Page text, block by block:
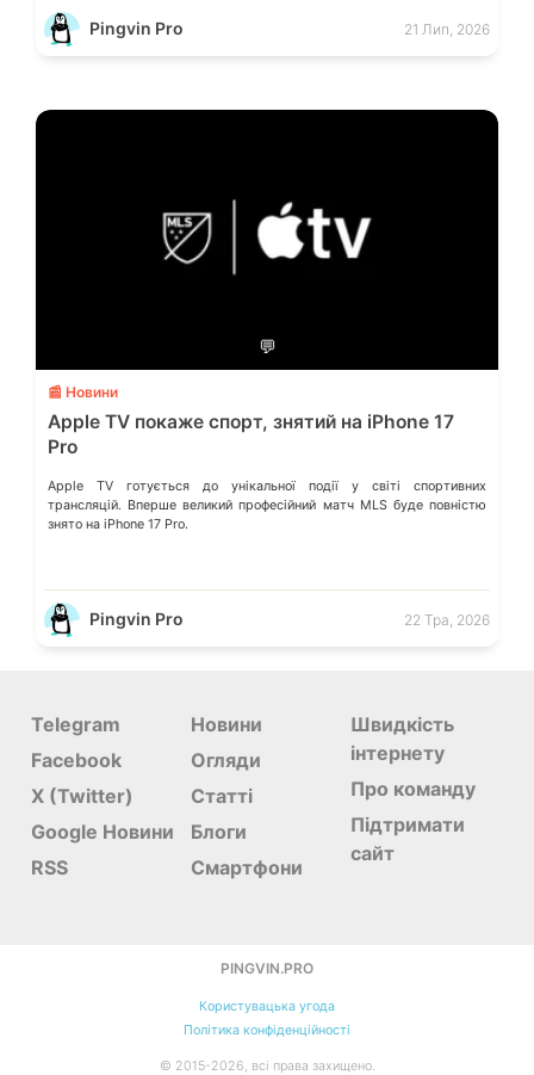
смартфоном (Phone Link) від Microsoft, що перетворює ваш ПК на
своєрідний «міст» до функцій смартфона.
Pingvin Pro 21 Лип, 2026
💬
📰 Новини
Apple TV покаже спорт, знятий на iPhone 17
Pro
Apple TV готується до унікальної події у світі спортивних
трансляцій. Вперше великий професійний матч MLS буде повністю
знято на iPhone 17 Pro.
Pingvin Pro 22 Тра, 2026
Telegram
Facebook
X (Twitter)
Google Новини
RSS
Новини
Огляди
Статті
Блоги
Смартфони
Швидкість
інтернету
Про команду
Підтримати
сайт
PINGVIN.PRO
Користувацька угода
Політика конфіденційності
© 2015-2026, всі права захищено.